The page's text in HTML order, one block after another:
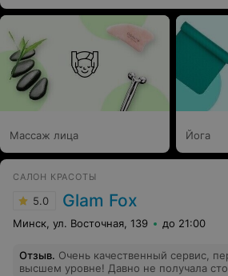
Массаж лица Йога
САЛОН КРАСОТЫ
5.0 Glam Fox
Минск, ул. Восточная, 139 до 21:00
Отзыв. Очень качественный сервис,
высшем уровне! Давно не получала